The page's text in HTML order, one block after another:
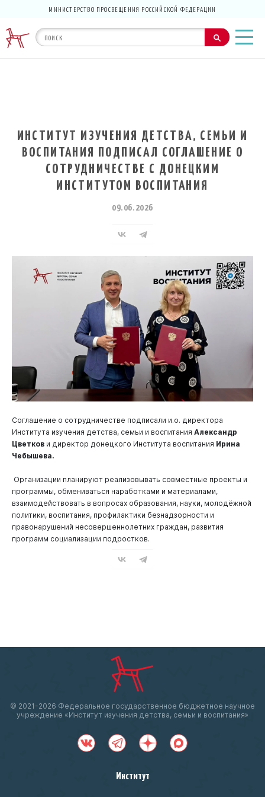
МИНИСТЕРСТВО ПРОСВЕЩЕНИЯ РОССИЙСКОЙ ФЕДЕРАЦИИ
ИНСТИТУТ ИЗУЧЕНИЯ ДЕТСТВА, СЕМЬИ И
ВОСПИТАНИЯ ПОДПИСАЛ СОГЛАШЕНИЕ О
СОТРУДНИЧЕСТВЕ С ДОНЕЦКИМ
ИНСТИТУТОМ ВОСПИТАНИЯ
09.06.2026
Соглашение о сотрудничестве подписали и.о. директора
Института изучения детства, семьи и воспитания Александр
Цветков и директор донецкого Института воспитания Ирина
Чебышева.
Организации планируют реализовывать совместные проекты и
программы, обмениваться наработками и материалами,
взаимодействовать в вопросах образования, науки, молодёжной
политики, воспитания, профилактики безнадзорности и
правонарушений несовершеннолетних граждан, развития
программ социализации подростков.
© 2021-2026 Федеральное государственное бюджетное научное
учреждение «Институт изучения детства, семьи и воспитания»
Институт